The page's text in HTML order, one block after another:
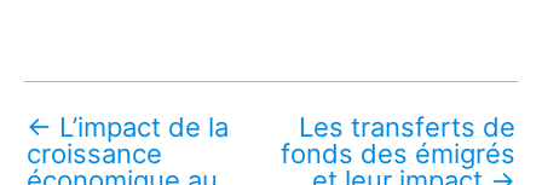
← L’impact de la
croissance
Les transferts de
fonds des émigrés